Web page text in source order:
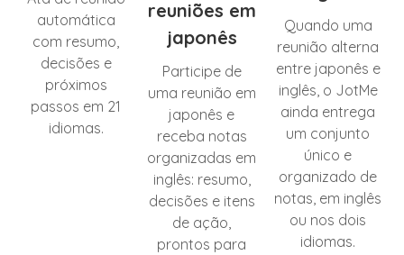
automática
com resumo,
decisões e
próximos
passos em 21
idiomas.
reuniões em
japonês
Participe de
uma reunião em
japonês e
receba notas
organizadas em
inglês: resumo,
decisões e itens
de ação,
prontos para
Quando uma
reunião alterna
entre japonês e
inglês, o JotMe
ainda entrega
um conjunto
único e
organizado de
notas, em inglês
ou nos dois
idiomas.